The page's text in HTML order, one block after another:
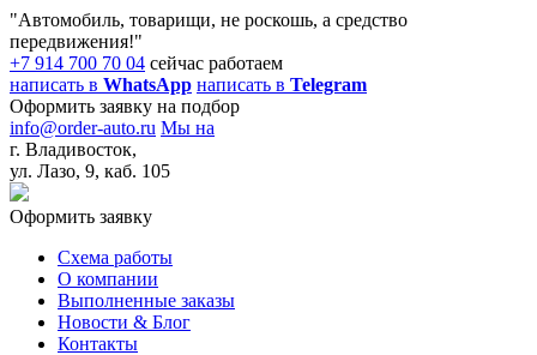
"Автомобиль, товарищи, не роскошь, а средство
передвижения!"
+7 914 700 70 04 сейчас работаем
написать в WhatsApp написать в Telegram
Оформить заявку на подбор
info@order-auto.ru Мы на
г. Владивосток,
ул. Лазо, 9, каб. 105
Оформить заявку
Схема работы
О компании
Выполненные заказы
Новости & Блог
Контакты